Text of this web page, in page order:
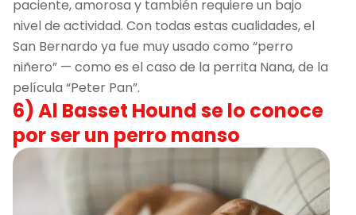
paciente, amorosa y también requiere un bajo
nivel de actividad. Con todas estas cualidades, el
San Bernardo ya fue muy usado como “perro
niñero” — como es el caso de la perrita Nana, de la
película “Peter Pan”.
6) Al Basset Hound se lo conoce
por ser un perro manso